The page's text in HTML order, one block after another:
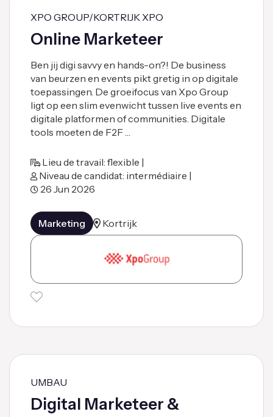
XPO GROUP/KORTRIJK XPO
Online Marketeer
Ben jij digi savvy en hands-on?! De business
van beurzen en events pikt gretig in op digitale
toepassingen. De groeifocus van Xpo Group
ligt op een slim evenwicht tussen live events en
digitale platformen of communities. Digitale
tools moeten de F2F …
Lieu de travail: flexible |
Niveau de candidat: intermédiaire |
26 Jun 2026
Marketing Kortrijk
UMBAU
Digital Marketeer &